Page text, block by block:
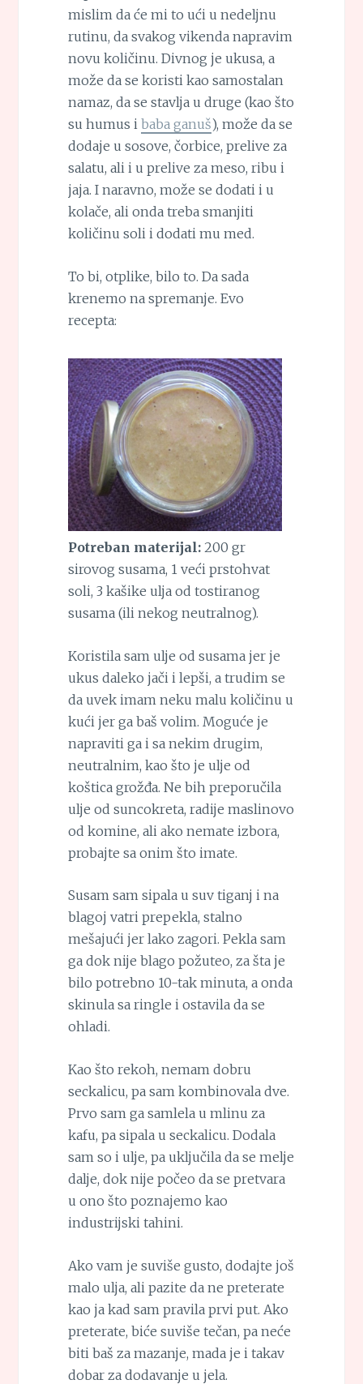
mislim da će mi to ući u nedeljnu
rutinu, da svakog vikenda napravim
novu količinu. Divnog je ukusa, a
može da se koristi kao samostalan
namaz, da se stavlja u druge (kao što
su humus i baba ganuš), može da se
dodaje u sosove, čorbice, prelive za
salatu, ali i u prelive za meso, ribu i
jaja. I naravno, može se dodati i u
kolače, ali onda treba smanjiti
količinu soli i dodati mu med.
To bi, otplike, bilo to. Da sada
krenemo na spremanje. Evo
recepta:
Potreban materijal:200 gr
sirovog susama, 1 veći prstohvat
soli, 3 kašike ulja od tostiranog
susama (ili nekog neutralnog).
Koristila sam ulje od susama jer je
ukus daleko jači i lepši, a trudim se
da uvek imam neku malu količinu u
kući jer ga baš volim. Moguće je
napraviti ga i sa nekim drugim,
neutralnim, kao što je ulje od
koštica grožđa. Ne bih preporučila
ulje od suncokreta, radije maslinovo
od komine, ali ako nemate izbora,
probajte sa onim što imate.
Susam sam sipala u suv tiganj i na
blagoj vatri prepekla, stalno
mešajući jer lako zagori. Pekla sam
ga dok nije blago požuteo, za šta je
bilo potrebno 10-tak minuta, a onda
skinula sa ringle i ostavila da se
ohladi.
Kao što rekoh, nemam dobru
seckalicu, pa sam kombinovala dve.
Prvo sam ga samlela u mlinu za
kafu, pa sipala u seckalicu. Dodala
sam so i ulje, pa uključila da se melje
dalje, dok nije počeo da se pretvara
u ono što poznajemo kao
industrijski tahini.
Ako vam je suviše gusto, dodajte još
malo ulja, ali pazite da ne preterate
kao ja kad sam pravila prvi put. Ako
preterate, biće suviše tečan, pa neće
biti baš za mazanje, mada je i takav
dobar za dodavanje u jela.